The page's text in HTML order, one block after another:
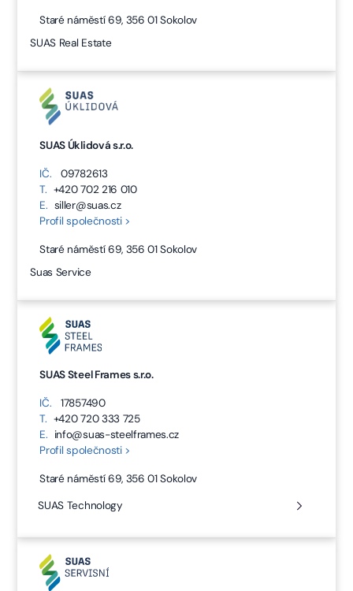
Staré náměstí 69, 356 01 Sokolov
SUAS Real Estate
SUAS Úklidová s.r.o.
IČ.
09782613
T. +420 702 216 010
E. siller@suas.cz
Profil společnosti >
Staré náměstí 69, 356 01 Sokolov
Suas Service
SUAS Steel Frames s.r.o.
IČ.
17857490
T. +420 720 333 725
E. info@suas-steelframes.cz
Profil společnosti >
Staré náměstí 69, 356 01 Sokolov
SUAS Technology